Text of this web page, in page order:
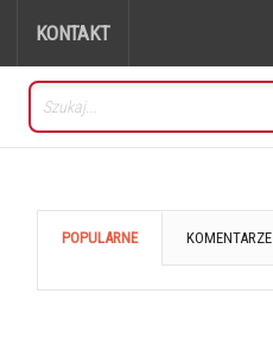
KONTAKT
POPULARNE KOMENTARZE